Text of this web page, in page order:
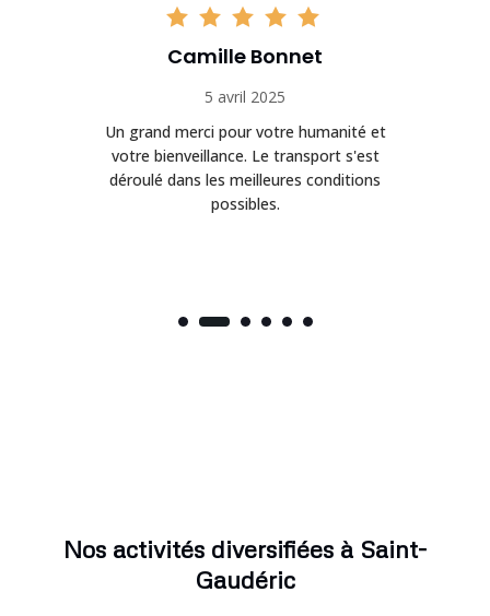
Camille Bonnet
5 avril 2025
Un grand merci pour votre humanité et
votre bienveillance. Le transport s'est
déroulé dans les meilleures conditions
possibles.
Nos activités diversifiées à Saint-
Gaudéric